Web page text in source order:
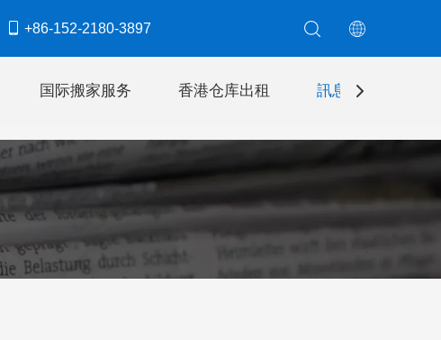
 +86-152-2180-3897​​​​​​​
国际搬家服务 香港仓库出租 訊息